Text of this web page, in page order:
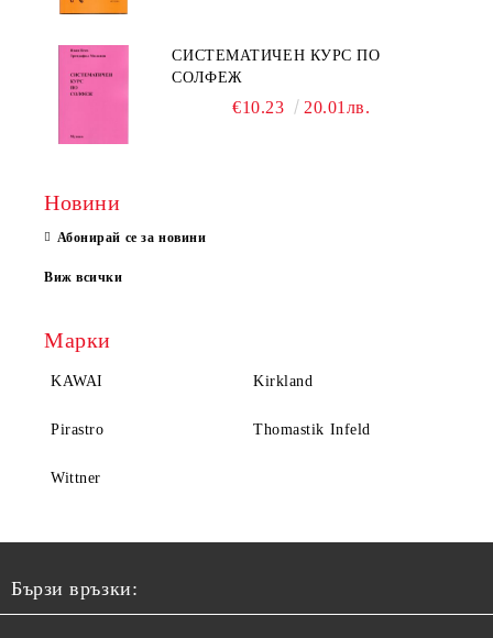
СИСТЕМАТИЧЕН КУРС ПО
СОЛФЕЖ
€10.23 20.01лв.
Новини
Абонирай се за новини
Виж всички
Марки
KAWAI Kirkland
Pirastro Thomastik Infeld
Wittner
Бързи връзки: